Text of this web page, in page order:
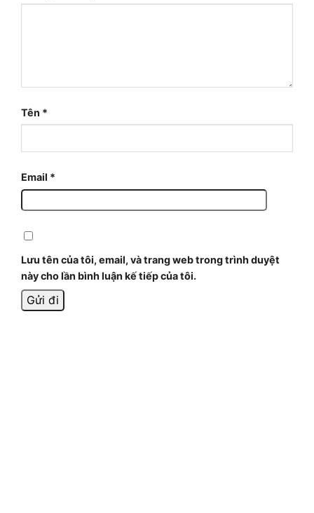
Tên *
Email *
Lưu tên của tôi, email, và trang web trong trình duyệt
này cho lần bình luận kế tiếp của tôi.